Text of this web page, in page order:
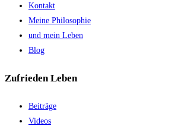
Kontakt
Meine Philosophie
und mein Leben
Blog
Zufrieden Leben
Beiträge
Videos